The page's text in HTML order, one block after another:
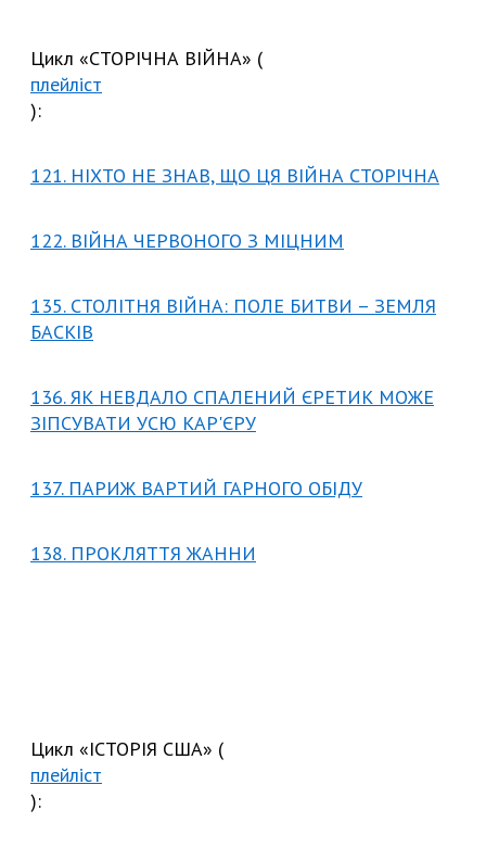
Цикл «СТОРІЧНА ВІЙНА» (
плейліст
):
121. НІХТО НЕ ЗНАВ, ЩО ЦЯ ВІЙНА СТОРІЧНА
122. ВІЙНА ЧЕРВОНОГО З МІЦНИМ
135. СТОЛІТНЯ ВІЙНА: ПОЛЕ БИТВИ – ЗЕМЛЯ
БАСКІВ
136. ЯК НЕВДАЛО СПАЛЕНИЙ ЄРЕТИК МОЖЕ
ЗІПСУВАТИ УСЮ КАР'ЄРУ
137. ПАРИЖ ВАРТИЙ ГАРНОГО ОБІДУ
138. ПРОКЛЯТТЯ ЖАННИ
Цикл «ІСТОРІЯ США» (
плейліст
):